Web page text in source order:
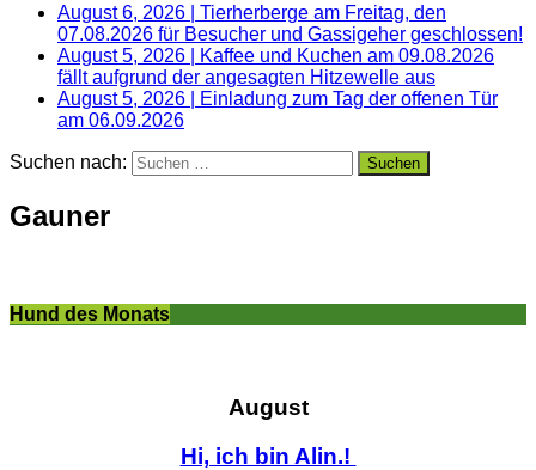
August 6, 2026
Tierherberge am Freitag, den
07.08.2026 für Besucher und Gassigeher geschlossen!
August 5, 2026
Kaffee und Kuchen am 09.08.2026
fällt aufgrund der angesagten Hitzewelle aus
August 5, 2026
Einladung zum Tag der offenen Tür
am 06.09.2026
Suchen nach:
Gauner
Hund des Monats
August
Hi, ich bin Alin.!